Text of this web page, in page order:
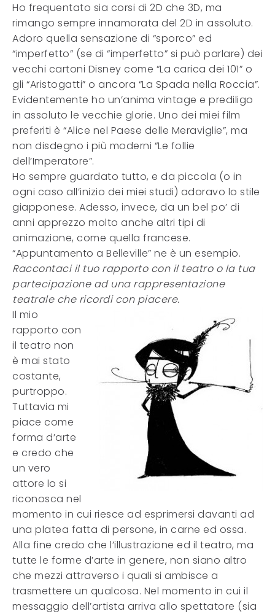
Ho frequentato sia corsi di 2D che 3D, ma
rimango sempre innamorata del 2D in assoluto.
Adoro quella sensazione di “sporco” ed
“imperfetto” (se di “imperfetto” si può parlare) dei
vecchi cartoni Disney come “La carica dei 101” o
gli “Aristogatti” o ancora “La Spada nella Roccia”.
Evidentemente ho un’anima vintage e prediligo
in assoluto le vecchie glorie. Uno dei miei film
preferiti è “Alice nel Paese delle Meraviglie”, ma
non disdegno i più moderni “Le follie
dell’Imperatore”.
Ho sempre guardato tutto, e da piccola (o in
ogni caso all’inizio dei miei studi) adoravo lo stile
giapponese. Adesso, invece, da un bel po’ di
anni apprezzo molto anche altri tipi di
animazione, come quella francese.
“Appuntamento a Belleville” ne è un esempio.
Raccontaci il tuo rapporto con il teatro o la tua
partecipazione ad una rappresentazione
teatrale che ricordi con piacere.
Il mio
rapporto con
il teatro non
è mai stato
costante,
purtroppo.
Tuttavia mi
piace come
forma d’arte
e credo che
un vero
attore lo si
riconosca nel
momento in cui riesce ad esprimersi davanti ad
una platea fatta di persone, in carne ed ossa.
Alla fine credo che l’illustrazione ed il teatro, ma
tutte le forme d’arte in genere, non siano altro
che mezzi attraverso i quali si ambisce a
trasmettere un qualcosa. Nel momento in cui il
messaggio dell’artista arriva allo spettatore (sia